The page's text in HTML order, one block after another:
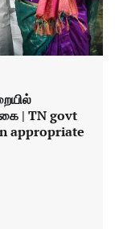
| TN govt
appropriate